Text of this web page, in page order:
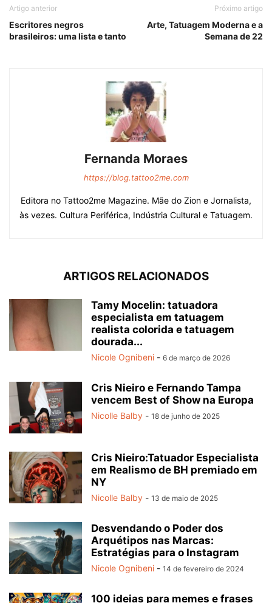
Artigo anterior
Escritores negros
brasileiros: uma lista e tanto
Próximo artigo
Arte, Tatuagem Moderna e a
Semana de 22
Fernanda Moraes
https://blog.tattoo2me.com
Editora no Tattoo2me Magazine. Mãe do Zion e Jornalista,
às vezes. Cultura Periférica, Indústria Cultural e Tatuagem.
ARTIGOS RELACIONADOS
Tamy Mocelin: tatuadora
especialista em tatuagem
realista colorida e tatuagem
dourada...
Nicole Ognibeni - 6 de março de 2026
Cris Nieiro e Fernando Tampa
vencem Best of Show na Europa
Nicolle Balby - 18 de junho de 2025
Cris Nieiro:Tatuador Especialista
em Realismo de BH premiado em
NY
Nicolle Balby - 13 de maio de 2025
Desvendando o Poder dos
Arquétipos nas Marcas:
Estratégias para o Instagram
Nicole Ognibeni - 14 de fevereiro de 2024
100 ideias para memes e frases